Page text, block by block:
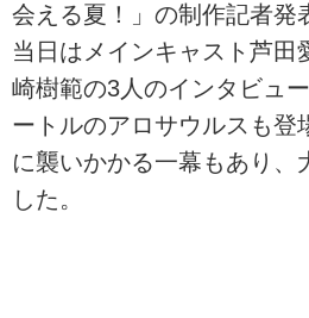
会える夏！」の制作記者発
当日はメインキャスト芦田
崎樹範の3人のインタビュ
ートルのアロサウルスも登
に襲いかかる一幕もあり、
した。